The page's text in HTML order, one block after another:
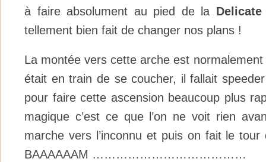
à faire absolument au pied de la
tellement bien fait de changer nos plans !
La montée vers cette arche est normalement
était en train de se coucher, il fallait
pour faire cette ascension beaucoup plus
magique c’est ce que l’on ne voit rien
marche vers l’inconnu et puis on fait le tour
BAAAAAAM …………………………………